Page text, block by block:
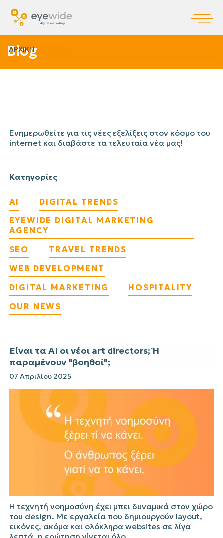
ΑΡΧΙΚΗ
Blog
Ενημερωθείτε για τις νέες εξελίξεις στον κόσμο του
internet και διαβάστε τα τελευταία νέα μας!
Κατηγορίες
AI
DIGITAL TRENDS
EYEWIDE DIGITAL MARKETING
AGENCY
SEO
TRAVEL TRENDS
WEB DEVELOPMENT
DIGITAL MARKETING
HOSPITALITY
OUR NEWS
Είναι τα AI οι νέοι art directors; Ή
παραμένουν "βοηθοί";
07 Απριλίου 2025
Η τεχνητή νοημοσύνη έχει μπει δυναμικά στον χώρο
του design. Με εργαλεία που δημιουργούν layout,
εικόνες, ακόμα και ολόκληρα websites σε λίγα
λεπτά, η ερώτηση γίνεται όλο...